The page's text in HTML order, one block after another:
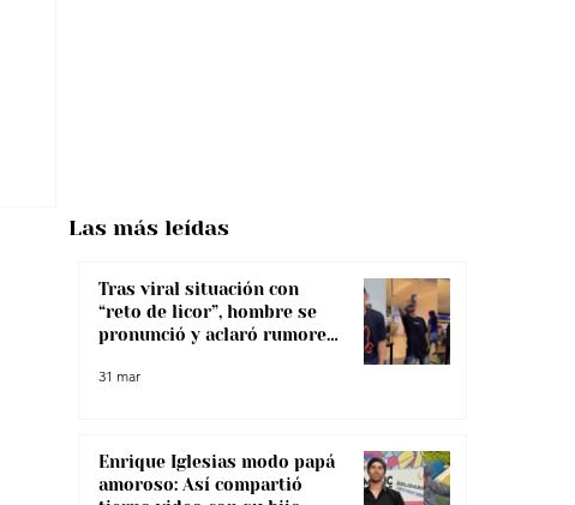
Tras viral situación con
“reto de licor”, hombre se
pronunció y aclaró rumores
31 mar
Enrique Iglesias modo papá
amoroso: Así compartió
Las más leídas